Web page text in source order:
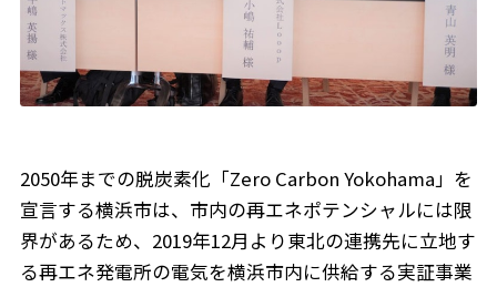
2050年までの脱炭素化「Zero Carbon Yokohama」を
宣言する横浜市は、市内の再エネポテンシャルには限
界があるため、2019年12月より東北の連携先に⽴地す
る再エネ発電所の電気を横浜市内に供給する実証事業